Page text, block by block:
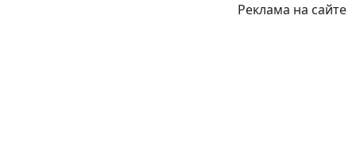
Реклама на сайте